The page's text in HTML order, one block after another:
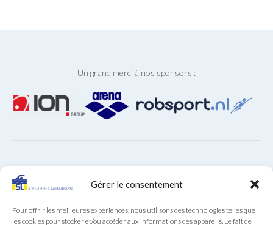
Gérer le consentement
Pour offrir les meilleures expériences, nous utilisons des technologies telles que
les cookies pour stocker et/ou accéder aux informations des appareils. Le fait de
Un grand merci à nos sponsors :
ARCHIVES